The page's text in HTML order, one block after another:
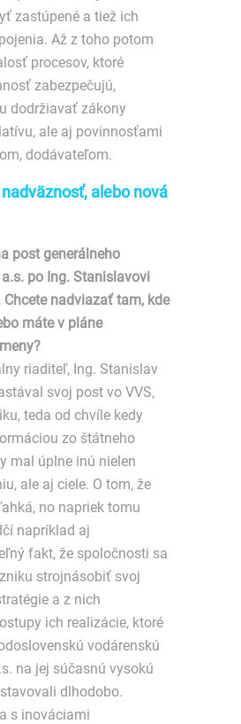
zastúpené a tiež ich
Až z toho potom
procesov, ktoré
zabezpečujú,
dodržiavať zákony
ale aj povinnosťami
dodávateľom.
alebo nová
post generálneho
po Ing. Stanislavovi
Chcete nadviazať tam, kde
máte v pláne
riaditeľ, Ing. Stanislav
svoj post vo VVS,
teda od chvíle kedy
zo štátneho
mal úplne inú nielen
ale aj ciele. O tom, že
no napriek tomu
napríklad aj
fakt, že spoločnosti sa
strojnásobiť svoj
a z nich
ich realizácie, ktoré
vodárenskú
na jej súčasnú vysokú
dlhodobo.
s inováciami